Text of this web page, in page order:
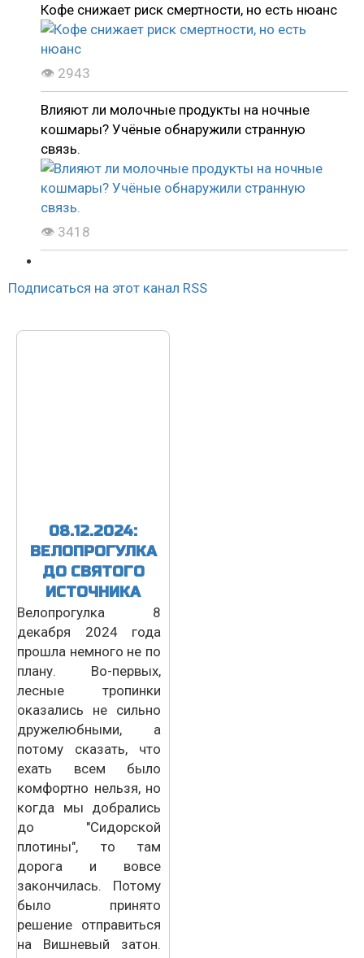
Кофе снижает риск смертности, но есть нюанс
👁 2943
Влияют ли молочные продукты на ночные
кошмары? Учёные обнаружили странную
связь.
👁 3418
Подписаться на этот канал RSS
08.12.2024:
ВЕЛОПРОГУЛКА
ДО СВЯТОГО
ИСТОЧНИКА
Велопрогулка 8
декабря 2024 года
прошла немного не по
плану. Во-первых,
лесные тропинки
оказались не сильно
дружелюбными, а
потому сказать, что
ехать всем было
комфортно нельзя, но
когда мы добрались
до "Сидорской
плотины", то там
дорога и вовсе
закончилась. Потому
было принято
решение отправиться
на Вишневый затон.